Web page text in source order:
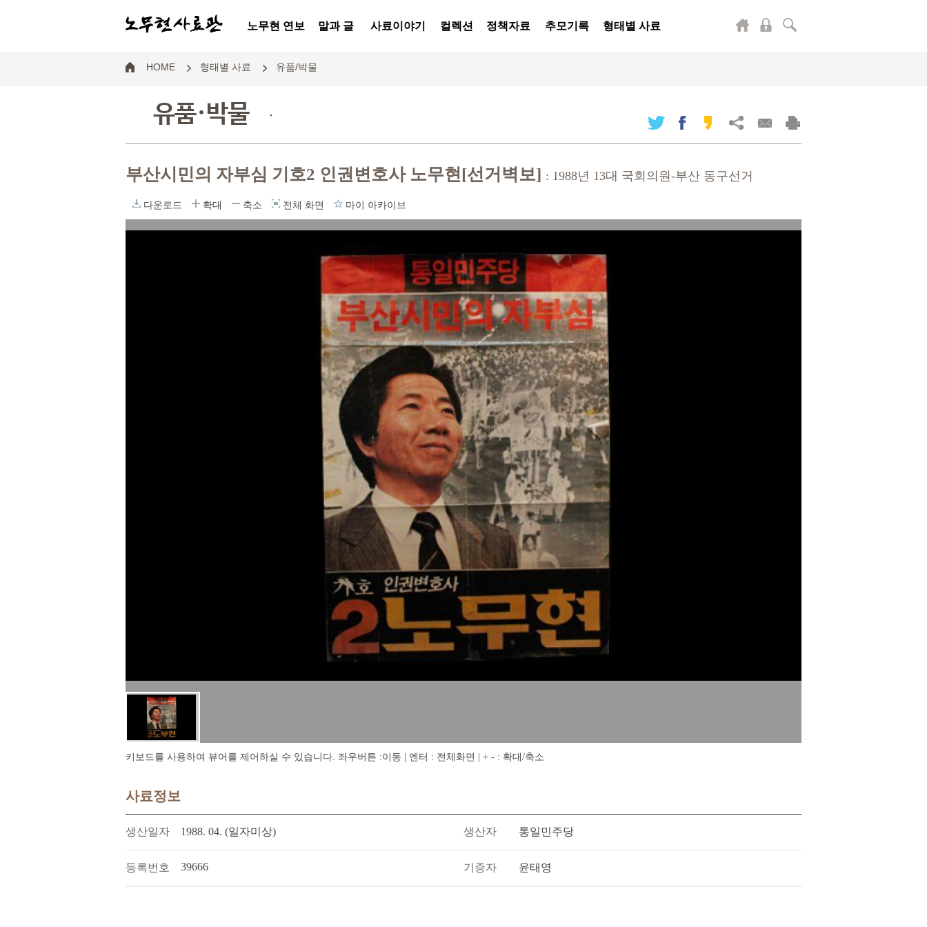
노무현 연보 말과 글 사료이야기 컬렉션 정책자료 추모기록 형태별 사료
HOME 형태별 사료 유품/박물
유품·박물 .
부산시민의 자부심 기호2 인권변호사 노무현[선거벽보] : 1988년 13대 국회의원-부산 동구선거
다운로드 확대 축소 전체 화면 마이 아카이브
키보드를 사용하여 뷰어를 제어하실 수 있습니다. 좌우버튼 :이동 | 엔터 : 전체화면 | + - : 확대/축소
사료정보
생산일자 1988. 04. (일자미상) 생산자 통일민주당
등록번호 39666 기증자 윤태영